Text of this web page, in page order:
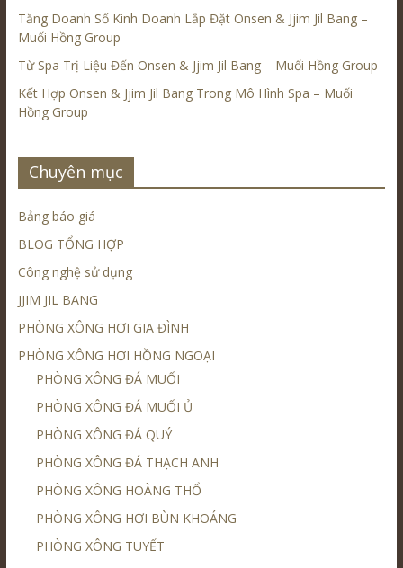
Tăng Doanh Số Kinh Doanh Lắp Đặt Onsen & Jjim Jil Bang –
Muối Hồng Group
Từ Spa Trị Liệu Đến Onsen & Jjim Jil Bang – Muối Hồng Group
Kết Hợp Onsen & Jjim Jil Bang Trong Mô Hình Spa – Muối
Hồng Group
Chuyên mục
Bảng báo giá
BLOG TỔNG HỢP
Công nghệ sử dụng
JJIM JIL BANG
PHÒNG XÔNG HƠI GIA ĐÌNH
PHÒNG XÔNG HƠI HỒNG NGOẠI
PHÒNG XÔNG ĐÁ MUỐI
PHÒNG XÔNG ĐÁ MUỐI Ủ
PHÒNG XÔNG ĐÁ QUÝ
PHÒNG XÔNG ĐÁ THẠCH ANH
PHÒNG XÔNG HOÀNG THỔ
PHÒNG XÔNG HƠI BÙN KHOÁNG
PHÒNG XÔNG TUYẾT